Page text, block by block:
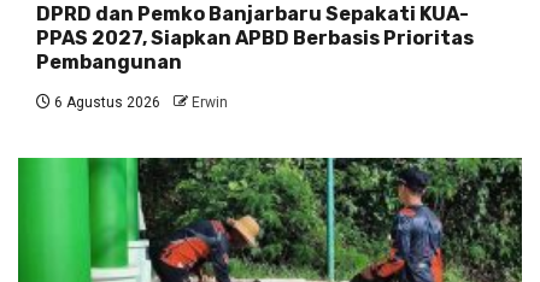
DPRD dan Pemko Banjarbaru Sepakati KUA-
PPAS 2027, Siapkan APBD Berbasis Prioritas
Pembangunan
6 Agustus 2026 Erwin